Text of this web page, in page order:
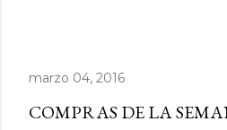
marzo 04, 2016
COMPRAS DE LA